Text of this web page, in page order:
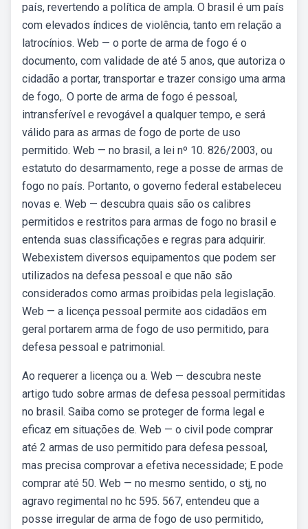
país, revertendo a política de ampla. O brasil é um país
com elevados índices de violência, tanto em relação a
latrocínios. Web — o porte de arma de fogo é o
documento, com validade de até 5 anos, que autoriza o
cidadão a portar, transportar e trazer consigo uma arma
de fogo,. O porte de arma de fogo é pessoal,
intransferível e revogável a qualquer tempo, e será
válido para as armas de fogo de porte de uso
permitido. Web — no brasil, a lei nº 10. 826/2003, ou
estatuto do desarmamento, rege a posse de armas de
fogo no país. Portanto, o governo federal estabeleceu
novas e. Web — descubra quais são os calibres
permitidos e restritos para armas de fogo no brasil e
entenda suas classificações e regras para adquirir.
Webexistem diversos equipamentos que podem ser
utilizados na defesa pessoal e que não são
considerados como armas proibidas pela legislação.
Web — a licença pessoal permite aos cidadãos em
geral portarem arma de fogo de uso permitido, para
defesa pessoal e patrimonial.
Ao requerer a licença ou a. Web — descubra neste
artigo tudo sobre armas de defesa pessoal permitidas
no brasil. Saiba como se proteger de forma legal e
eficaz em situações de. Web — o civil pode comprar
até 2 armas de uso permitido para defesa pessoal,
mas precisa comprovar a efetiva necessidade; E pode
comprar até 50. Web — no mesmo sentido, o stj, no
agravo regimental no hc 595. 567, entendeu que a
posse irregular de arma de fogo de uso permitido,